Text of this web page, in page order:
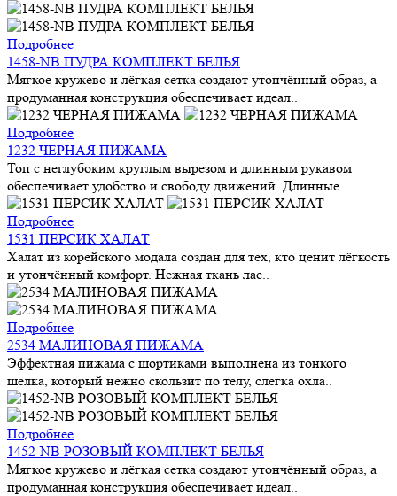
Подробнее
1458-NB ПУДРА КОМПЛЕКТ БЕЛЬЯ
Мягкое кружево и лёгкая сетка создают утончённый образ, а
продуманная конструкция обеспечивает идеал..
Подробнее
1232 ЧЕРНАЯ ПИЖАМА
Топ с неглубоким круглым вырезом и длинным рукавом
обеспечивает удобство и свободу движений. Длинные..
Подробнее
1531 ПЕРСИК ХАЛАТ
Халат из корейского модала создан для тех, кто ценит лёгкость
и утончённый комфорт. Нежная ткань лас..
Подробнее
2534 МАЛИНОВАЯ ПИЖАМА
Эффектная пижама с шортиками выполнена из тонкого
шелка, который нежно скользит по телу, слегка охла..
Подробнее
1452-NB РОЗОВЫЙ КОМПЛЕКТ БЕЛЬЯ
Мягкое кружево и лёгкая сетка создают утончённый образ, а
продуманная конструкция обеспечивает идеал..